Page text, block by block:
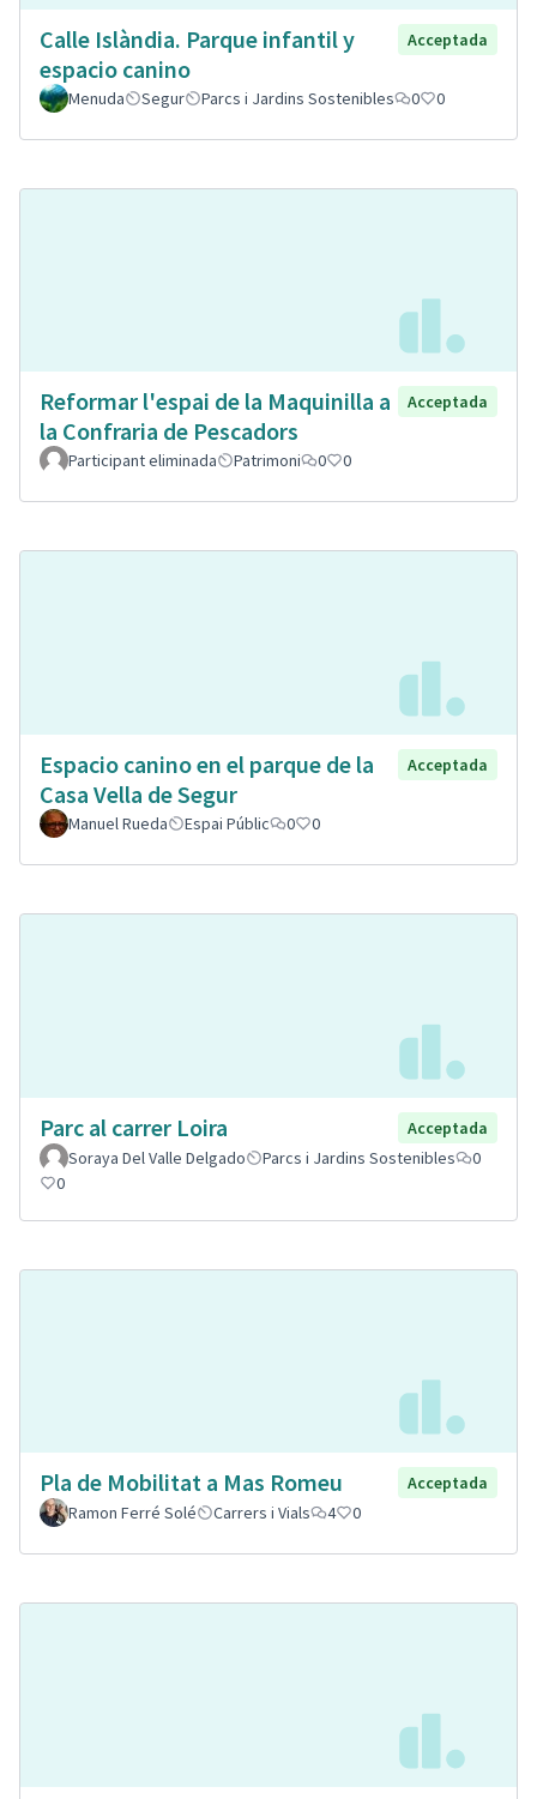
Calle Islàndia. Parque infantil y
espacio canino
Acceptada
Menuda Segur Parcs i Jardins Sostenibles 0 0
Reformar l'espai de la Maquinilla a
la Confraria de Pescadors
Acceptada
Participant eliminada Patrimoni 0 0
Espacio canino en el parque de la
Casa Vella de Segur
Acceptada
Manuel Rueda Espai Públic 0 0
Parc al carrer Loira
Acceptada
Soraya Del Valle Delgado
Parcs i Jardins Sostenibles
0
0
Pla de Mobilitat a Mas Romeu
Acceptada
Ramon Ferré Solé
Carrers i Vials 4 0